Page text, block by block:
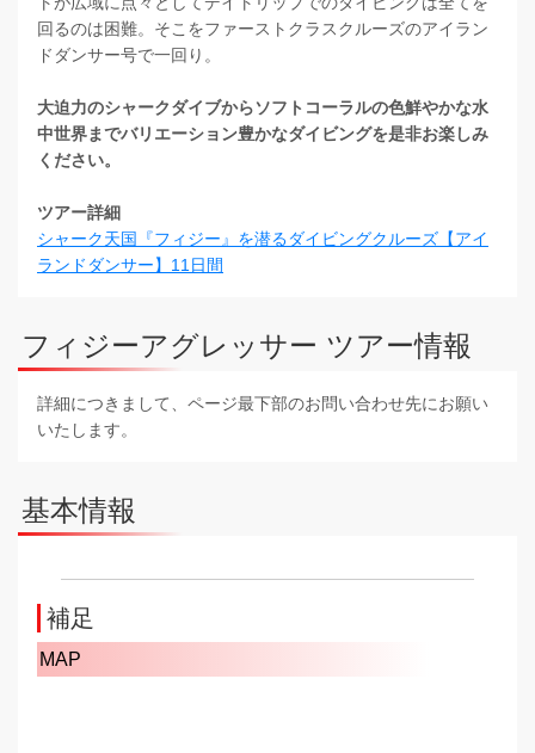
回るのは困難。そこをファーストクラスクルーズのアイラン
ドダンサー号で一回り。
大迫力のシャークダイブからソフトコーラルの色鮮やかな水
中世界までバリエーション豊かなダイビングを是非お楽しみ
ください。
ツアー詳細
シャーク天国『フィジー』を潜るダイビングクルーズ【アイ
ランドダンサー】11日間
フィジーアグレッサー ツアー情報
詳細につきまして、ページ最下部のお問い合わせ先にお願い
いたします。
基本情報
補足
MAP